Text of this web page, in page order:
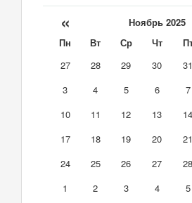
« Ноябрь 2025
Пн Вт Ср Чт
27
28 29 30 31
3
4 5 6 7
10
11 12 13 14
17
18 19 20 21
24
25 26 27 28
1
2 3 4 5